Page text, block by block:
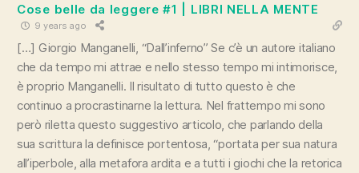
Cose belle da leggere #1 | LIBRI NELLA MENTE
9 years ago
[…] Giorgio Manganelli, “Dall’inferno” Se c’è un autore italiano
che da tempo mi attrae e nello stesso tempo mi intimorisce,
è proprio Manganelli. Il risultato di tutto questo è che
continuo a procrastinarne la lettura. Nel frattempo mi sono
però riletta questo suggestivo articolo, che parlando della
sua scrittura la definisce portentosa, “portata per sua natura
all’iperbole, alla metafora ardita e a tutti i giochi che la retorica